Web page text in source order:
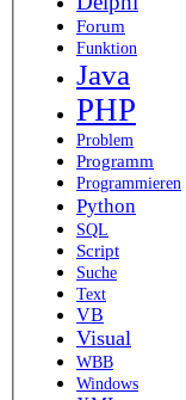
Forum
Funktion
Java
PHP
Problem
Programm
Programmieren
Python
SQL
Script
Suche
Text
VB
Visual
WBB
Windows